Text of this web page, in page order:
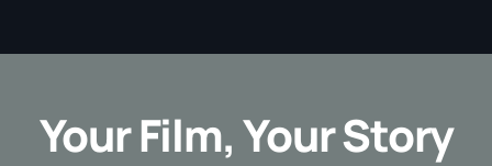
Your Film, Your Story